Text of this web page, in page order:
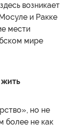
возникает
и Ракке
мести
мире
но не
более не как